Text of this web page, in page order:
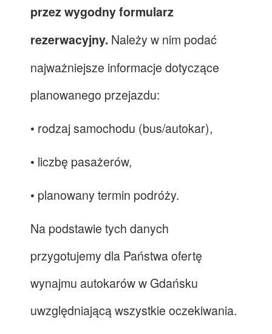
przez wygodny formularz
rezerwacyjny. Należy w nim podać
najważniejsze informacje dotyczące
planowanego przejazdu:
• rodzaj samochodu (bus/autokar),
• liczbę pasażerów,
• planowany termin podróży.
Na podstawie tych danych
przygotujemy dla Państwa ofertę
wynajmu autokarów w Gdańsku
uwzględniającą wszystkie oczekiwania.